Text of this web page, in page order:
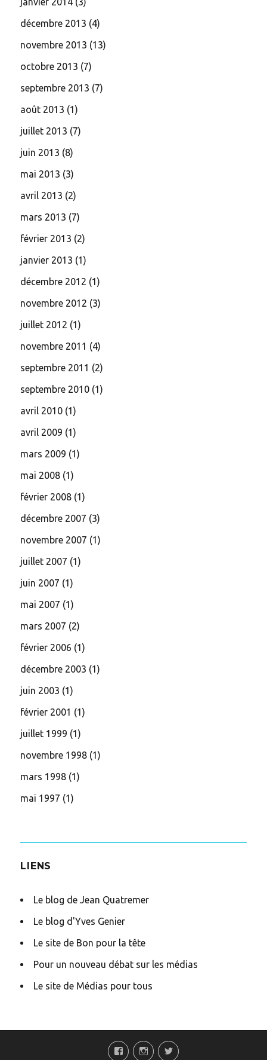
décembre 2013 (4)
novembre 2013 (13)
octobre 2013 (7)
septembre 2013 (7)
août 2013 (1)
juillet 2013 (7)
juin 2013 (8)
mai 2013 (3)
avril 2013 (2)
mars 2013 (7)
février 2013 (2)
janvier 2013 (1)
décembre 2012 (1)
novembre 2012 (3)
juillet 2012 (1)
novembre 2011 (4)
septembre 2011 (2)
septembre 2010 (1)
avril 2010 (1)
avril 2009 (1)
mars 2009 (1)
mai 2008 (1)
février 2008 (1)
décembre 2007 (3)
novembre 2007 (1)
juillet 2007 (1)
juin 2007 (1)
mai 2007 (1)
mars 2007 (2)
février 2006 (1)
décembre 2003 (1)
juin 2003 (1)
février 2001 (1)
juillet 1999 (1)
novembre 1998 (1)
mars 1998 (1)
mai 1997 (1)
LIENS
Le blog de Jean Quatremer
Le blog d'Yves Genier
Le site de Bon pour la tête
Pour un nouveau débat sur les médias
Le site de Médias pour tous
bas isto twit